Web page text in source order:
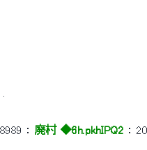
8989 ： 廃村 ◆6h.pkhIPQ2 ：